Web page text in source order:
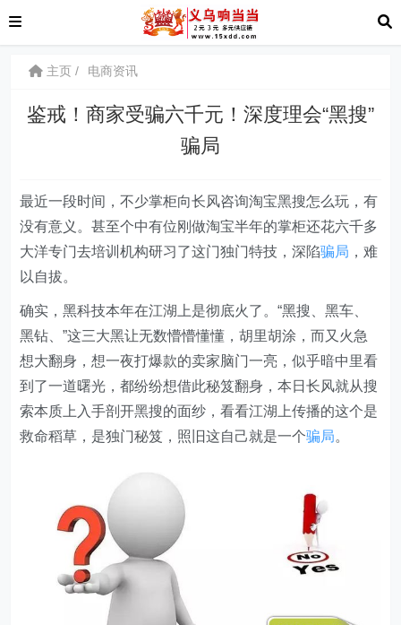
主页 电商资讯
鉴戒！商家受骗六千元！深度理会“黑搜”
骗局
最近一段时间，不少掌柜向长风咨询淘宝黑搜怎么玩，有
没有意义。甚至个中有位刚做淘宝半年的掌柜还花六千多
大洋专门去培训机构研习了这门独门特技，深陷骗局 ，难
以自拔。
确实，黑科技本年在江湖上是彻底火了。“黑搜、黑车、
黑钻、”这三大黑让无数懵懵懂懂，胡里胡涂，而又火急
想大翻身，想一夜打爆款的卖家脑门一亮，似乎暗中里看
到了一道曙光，都纷纷想借此秘笈翻身，本日长风就从搜
索本质上入手剖开黑搜的面纱，看看江湖上传播的这个是
救命稻草，是独门秘笈，照旧这自己就是一个骗局。